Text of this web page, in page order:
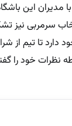
مدیران این
سرمربی
تا تیم از
خود را